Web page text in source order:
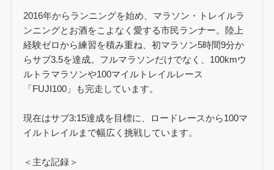
2016年からランニングを始め、マラソン・トレイルラ
ンニングとお酒をこよなく愛する市民ランナー。陸上
経験ゼロから練習を積み重ね、初マラソン5時間9分か
らサブ3.5を達成。フルマラソンだけでなく、100kmウ
ルトラマラソンや100マイルトレイルレース
「FUJI100」も完走しています。
現在はサブ3:15達成を目標に、ロードレースから100マ
イルトレイルまで幅広く挑戦しています。
＜主な記録＞